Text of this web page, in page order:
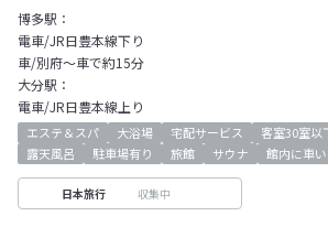
博多駅：
電車/JR日豊本線下り
車/別府～車で約15分
大分駅：
電車/JR日豊本線上り
エステ＆スパ 大浴場 宅配サービス 客室30室以
露天風呂
駐車場有り 旅館 サウナ 館内に車
日本旅行 収集中